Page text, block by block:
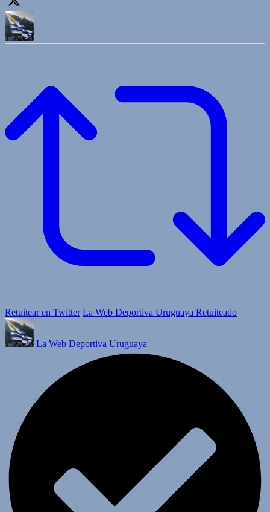
Retuitear en Twitter La Web Deportiva Uruguaya Retuiteado
La Web Deportiva Uruguaya